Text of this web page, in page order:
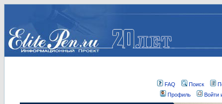
FAQ Поиск
Профиль
Войти